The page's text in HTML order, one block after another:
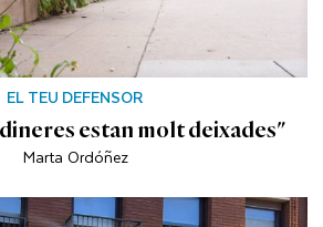
EL TEU DEFENSOR
estan molt deixades"
Marta Ordóñez